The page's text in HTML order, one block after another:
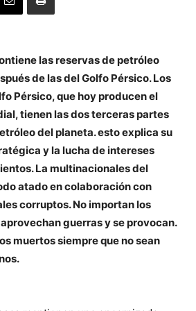
las reservas de petróleo
de las del Golfo Pérsico. Los
Pérsico, que hoy producen el
tienen las dos terceras partes
del planeta. esto explica su
y la lucha de intereses
La multinacionales del
atado en colaboración con
corruptos. No importan los
guerras y se provocan.
muertos siempre que no sean